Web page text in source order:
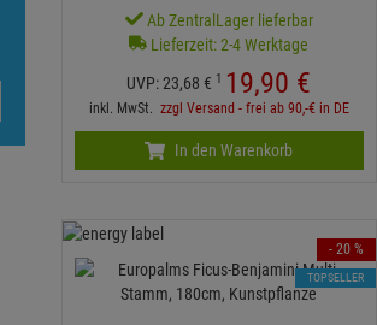
Ab ZentralLager lieferbar
Lieferzeit: 2-4 Werktage
UVP:23,68 € 1 19,90 €
inkl. MwSt. zzgl Versand - frei ab 90,-€ in DE
In den Warenkorb
- 20 %
TOPSELLER